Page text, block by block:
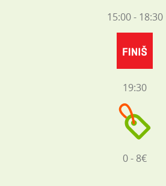
15:00 - 18:30
19:30
0 - 8€